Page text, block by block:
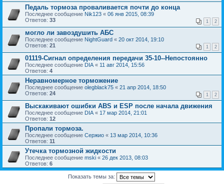
Педаль тормоза проваливается почти до конца
Последнее сообщение Nik123 « 06 янв 2015, 08:39
Ответов: 33 1 2
могло ли завоздушить АБС
Последнее сообщение NightGuard « 20 окт 2014, 19:10
Ответов: 21 1 2
01119-Сигнал определения передачи 35-10--Непостоянно
Последнее сообщение DIA « 11 авг 2014, 15:56
Ответов: 4
Неравномерное торможение
Последнее сообщение olegblack75 « 21 апр 2014, 18:50
Ответов: 24 1 2
Выскакивают ошибки ABS и ESP после начала движения
Последнее сообщение DIA « 17 мар 2014, 21:01
Ответов: 12
Пропали тормоза.
Последнее сообщение Сержио « 13 мар 2014, 10:36
Ответов: 11
Утечка тормозной жидкости
Последнее сообщение mski « 26 дек 2013, 08:03
Ответов: 6
Показать темы за: